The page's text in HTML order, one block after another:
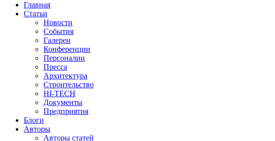
Главная
Статьи
Новости
События
Галереи
Конференции
Персоналии
Пресса
Архитектура
Строительство
HI-TECH
Документы
Предприятия
Блоги
Авторы
Авторы статей